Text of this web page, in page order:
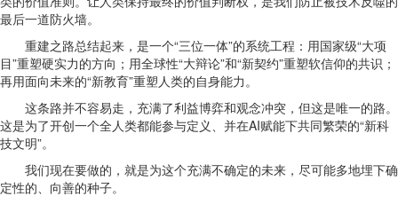
最后一道防火墙。
重建之路总结起来，是一个“三位一体”的系统工程：用国家级“大项
目”重塑硬实力的方向；用全球性“大辩论”和“新契约”重塑软信仰的共识；
再用面向未来的“新教育”重塑人类的自身能力。
这条路并不容易走，充满了利益博弈和观念冲突，但这是唯一的路。
这是为了开创一个全人类都能参与定义、并在AI赋能下共同繁荣的“新科
技文明”。
我们现在要做的，就是为这个充满不确定的未来，尽可能多地埋下确
定性的、向善的种子。